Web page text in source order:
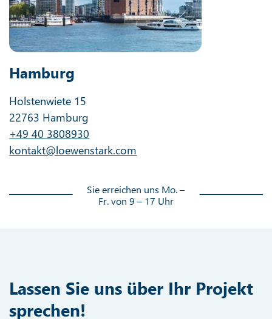
Hamburg
Holstenwiete 15
22763 Hamburg
+49 40 3808930
kontakt@loewenstark.com
Sie erreichen uns Mo. –
Fr. von 9 – 17 Uhr
Lassen Sie uns über Ihr Projekt
sprechen!